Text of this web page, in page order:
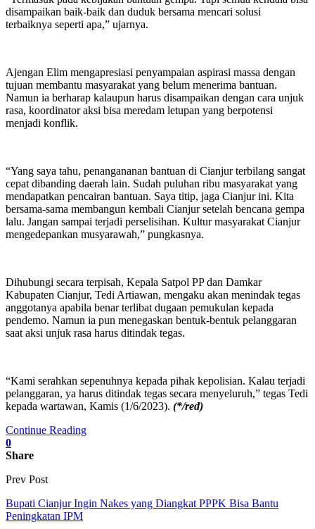
disampaikan baik-baik dan duduk bersama mencari solusi
terbaiknya seperti apa,” ujarnya.
Ajengan Elim mengapresiasi penyampaian aspirasi massa dengan
tujuan membantu masyarakat yang belum menerima bantuan.
Namun ia berharap kalaupun harus disampaikan dengan cara unjuk
rasa, koordinator aksi bisa meredam letupan yang berpotensi
menjadi konflik.
“Yang saya tahu, penangananan bantuan di Cianjur terbilang sangat
cepat dibanding daerah lain. Sudah puluhan ribu masyarakat yang
mendapatkan pencairan bantuan. Saya titip, jaga Cianjur ini. Kita
bersama-sama membangun kembali Cianjur setelah bencana gempa
lalu. Jangan sampai terjadi perselisihan. Kultur masyarakat Cianjur
mengedepankan musyarawah,” pungkasnya.
Dihubungi secara terpisah, Kepala Satpol PP dan Damkar
Kabupaten Cianjur, Tedi Artiawan, mengaku akan menindak tegas
anggotanya apabila benar terlibat dugaan pemukulan kepada
pendemo. Namun ia pun menegaskan bentuk-bentuk pelanggaran
saat aksi unjuk rasa harus ditindak tegas.
“Kami serahkan sepenuhnya kepada pihak kepolisian. Kalau terjadi
pelanggaran, ya harus ditindak tegas secara menyeluruh,” tegas Tedi
kepada wartawan, Kamis (1/6/2023). (*/red)
Continue Reading
0
Share
Prev Post
Bupati Cianjur Ingin Nakes yang Diangkat PPPK Bisa Bantu
Peningkatan IPM